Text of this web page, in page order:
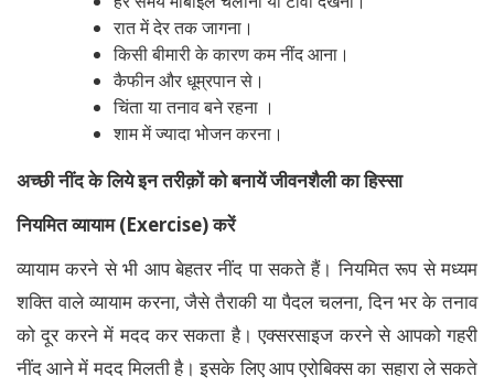
रात में देर तक जागना।
किसी बीमारी के कारण कम नींद आना।
कैफीन और धूम्रपान से।
चिंता या तनाव बने रहना ।
शाम में ज्यादा भोजन करना।
अच्छी नींद के लिये इन तरीक़ों को बनायें जीवनशैली का हिस्सा
नियमित व्यायाम (Exercise) करें
व्यायाम करने से भी आप बेहतर नींद पा सकते हैं। नियमित रूप से मध्यम
शक्ति वाले व्यायाम करना, जैसे तैराकी या पैदल चलना, दिन भर के तनाव
को दूर करने में मदद कर सकता है। एक्सरसाइज करने से आपको गहरी
नींद आने में मदद मिलती है। इसके लिए आप एरोबिक्स का सहारा ले सकते